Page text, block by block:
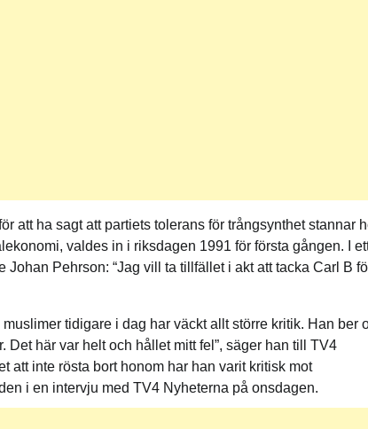
att ha sagt att partiets tolerans för trångsynthet stannar
valdes in i riksdagen 1991 för första gången. I
Pehrson: “Jag vill ta tillfället i akt att tacka Carl B
tidigare i dag har väckt allt större kritik. Han ber
här var helt och hållet mitt fel”, säger han till TV4
att inte rösta bort honom har han varit kritisk mot
i en intervju med TV4 Nyheterna på onsdagen.